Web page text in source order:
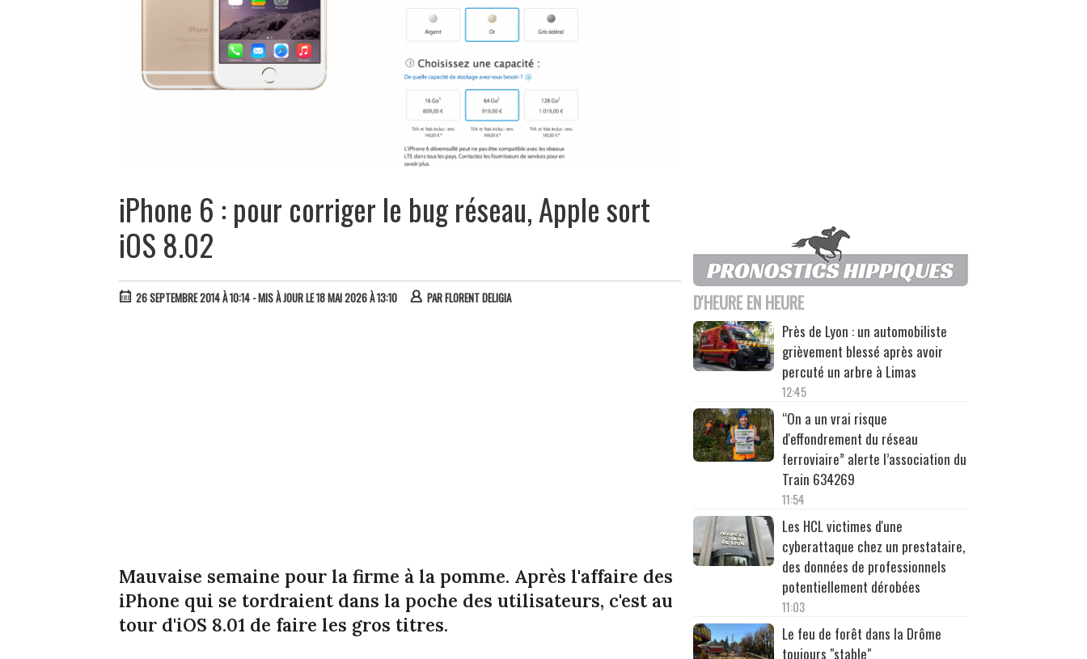
iPhone 6 : pour corriger le bug réseau, Apple sort
iOS 8.02
26 SEPTEMBRE 2014 À 10:14 - MIS À JOUR LE 18 MAI 2026 À 13:10 PARFLORENT DELIGIA
Mauvaise semaine pour la firme à la pomme. Après l'affaire des
iPhone qui se tordraient dans la poche des utilisateurs, c'est au
tour d'iOS 8.01 de faire les gros titres.
D'HEURE EN HEURE
Près de Lyon : un automobiliste
grièvement blessé après avoir
percuté un arbre à Limas
12:45
“On a un vrai risque
d'effondrement du réseau
ferroviaire” alerte l’association du
Train 634269
11:54
Les HCL victimes d'une
cyberattaque chez un prestataire,
des données de professionnels
potentiellement dérobées
11:03
Le feu de forêt dans la Drôme
toujours "stable"